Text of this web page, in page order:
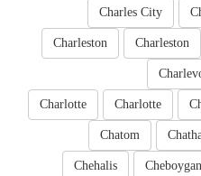
Charles City
Charleston
Charleston
Charlotte
Charlotte
Chatom
Cheboygan
Chehalis